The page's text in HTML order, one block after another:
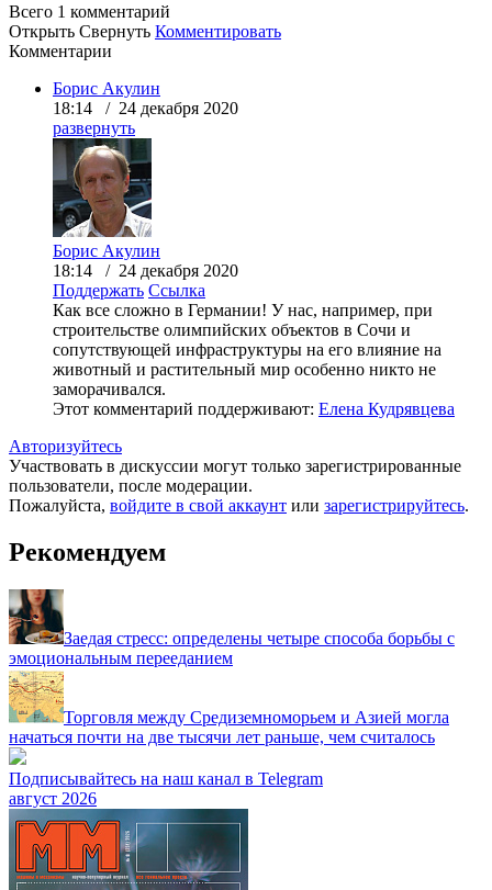
Всего 1 комментарий
Открыть Свернуть Комментировать
Комментарии
Борис Акулин
18:14 / 24 декабря 2020
развернуть
Борис Акулин
18:14 / 24 декабря 2020
Поддержать Ссылка
Как все сложно в Германии! У нас, например, при
строительстве олимпийских объектов в Сочи и
сопутствующей инфраструктуры на его влияние на
животный и растительный мир особенно никто не
заморачивался.
Этот комментарий поддерживают: Елена Кудрявцева
Авторизуйтесь
Участвовать в дискуссии могут только зарегистрированные
пользователи, после модерации.
Пожалуйста, войдите в свой аккаунт или зарегистрируйтесь.
Рекомендуем
Заедая стресс: определены четыре способа борьбы с
эмоциональным перееданием
Торговля между Средиземноморьем и Азией могла
начаться почти на две тысячи лет раньше, чем считалось
Подписывайтесь на наш канал в Telegram
август 2026